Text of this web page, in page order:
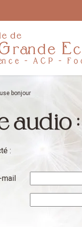
bonjour
audio
: